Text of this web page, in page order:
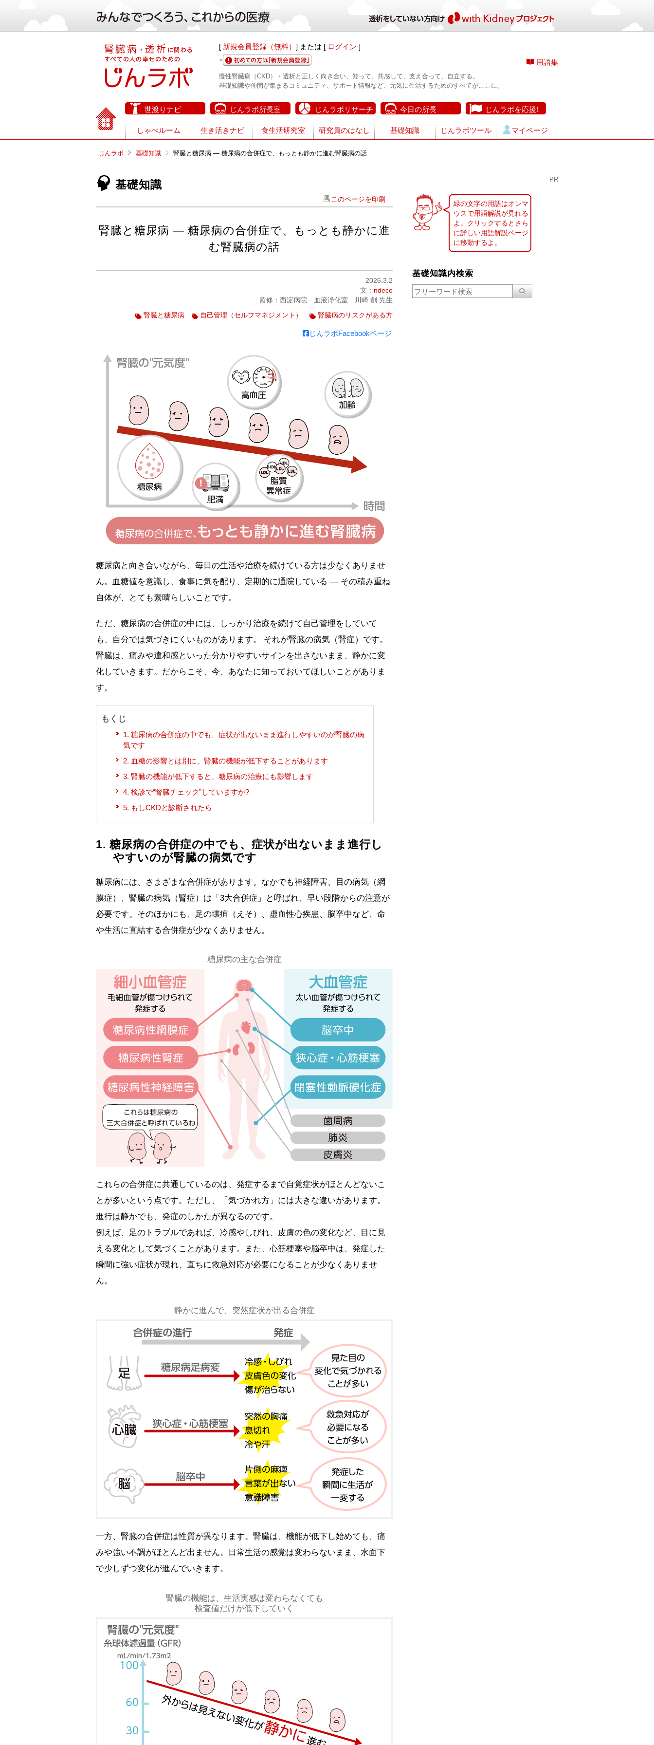
[ 新規会員登録（無料） ] または [ ログイン ]
用語集
慢性腎臓病（CKD）・透析と正しく向き合い、知って、共感して、支え合って、自立する。
基礎知識や仲間が集まるコミュニティ、サポート情報など、元気に生活するためのすべてがここに。
世渡りナビ じんラボ所長室 じんラボリサーチ 今日の所長 じんラボを応援!
しゃべルーム 生き活きナビ 食生活研究室 研究員のはなし 基礎知識 じんラボツール マイページ
じんラボ 基礎知識 腎臓と糖尿病 ― 糖尿病の合併症で、もっとも静かに進む腎臓病の話
基礎知識
このページを印刷
腎臓と糖尿病 ― 糖尿病の合併症で、もっとも静かに進
む腎臓病の話
2026.3.2
文： ndeco
監修：西淀病院 血液浄化室 川崎 創 先生
腎臓と糖尿病 自己管理（セルフマネジメント） 腎臓病のリスクがある方
じんラボFacebookページ
糖尿病と向き合いながら、毎日の生活や治療を続けている方は少なくありませ
ん。血糖値を意識し、食事に気を配り、定期的に通院している — その積み重ね
自体が、とても素晴らしいことです。
ただ、糖尿病の合併症の中には、しっかり治療を続けて自己管理をしていて
も、自分では気づきにくいものがあります。 それが腎臓の病気（腎症）です。
腎臓は、痛みや違和感といった分かりやすいサインを出さないまま、静かに変
化していきます。だからこそ、今、あなたに知っておいてほしいことがありま
す。
もくじ
1. 糖尿病の合併症の中でも、症状が出ないまま進行しやすいのが腎臓の病
気です
2. 血糖の影響とは別に、腎臓の機能が低下することがあります
3. 腎臓の機能が低下すると、糖尿病の治療にも影響します
4. 検診で“腎臓チェック”していますか?
5. もしCKDと診断されたら
1. 糖尿病の合併症の中でも、症状が出ないまま進行し
やすいのが腎臓の病気です
糖尿病には、さまざまな合併症があります。なかでも神経障害、目の病気（網
膜症）、腎臓の病気（腎症）は「3大合併症」と呼ばれ、早い段階からの注意が
必要です。そのほかにも、足の壊疽（えそ）、虚血性心疾患、脳卒中など、命
や生活に直結する合併症が少なくありません。
糖尿病の主な合併症
これらの合併症に共通しているのは、発症するまで自覚症状がほとんどないこ
とが多いという点です。ただし、「気づかれ方」には大きな違いがあります。
進行は静かでも、発症のしかたが異なるのです。
例えば、足のトラブルであれば、冷感やしびれ、皮膚の色の変化など、目に見
える変化として気づくことがあります。また、心筋梗塞や脳卒中は、発症した
瞬間に強い症状が現れ、直ちに救急対応が必要になることが少なくありませ
ん。
静かに進んで、突然症状が出る合併症
一方、腎臓の合併症は性質が異なります。腎臓は、機能が低下し始めても、痛
みや強い不調がほとんど出ません。日常生活の感覚は変わらないまま、水面下
で少しずつ変化が進んでいきます。
腎臓の機能は、生活実感は変わらなくても
検査値だけが低下していく
PR
緑の文字の用語はオンマ
ウスで用語解説が見れる
よ。クリックするとさら
に詳しい用語解説ページ
に移動するよ。
基礎知識内検索